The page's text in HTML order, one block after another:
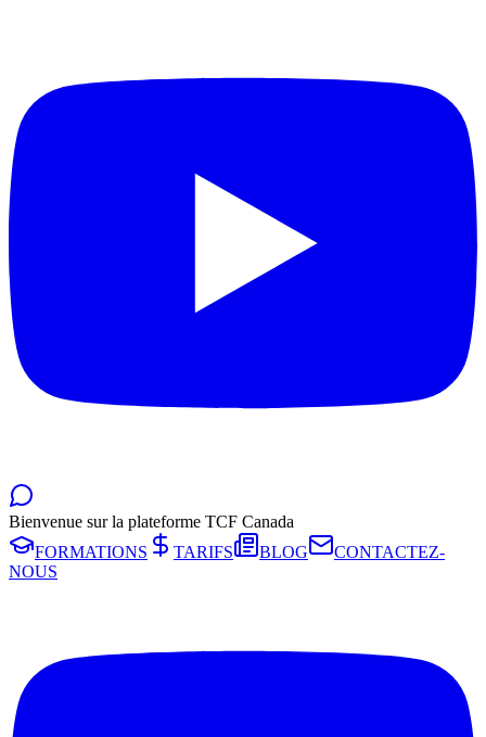
Bienvenue sur la plateforme TCF Canada
FORMATIONS
TARIFS BLOG
CONTACTEZ-
NOUS